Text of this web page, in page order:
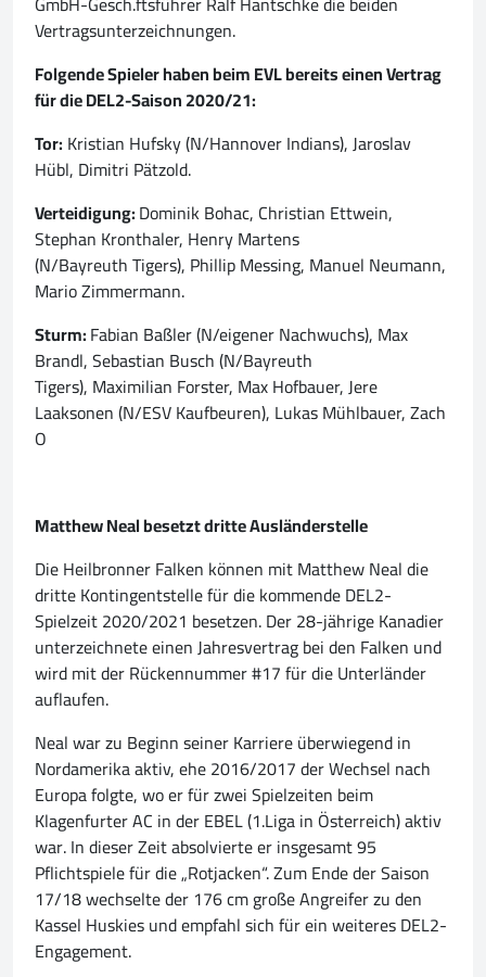
Vertragsunterzeichnungen.
Folgende Spieler haben beim EVL bereits einen Vertrag
für die DEL2-Saison 2020/21:
Tor: Kristian Hufsky (N/Hannover Indians), Jaroslav
Hübl, Dimitri Pätzold.
Verteidigung:Dominik Bohac, Christian Ettwein,
Stephan Kronthaler, Henry Martens
(N/Bayreuth Tigers), Phillip Messing, Manuel Neumann,
Mario Zimmermann.
Sturm:Fabian Baßler (N/eigener Nachwuchs), Max
Brandl, Sebastian Busch (N/Bayreuth
Tigers), Maximilian Forster, Max Hofbauer, Jere
Laaksonen (N/ESV Kaufbeuren), Lukas Mühlbauer, Zach
O
Matthew Neal besetzt dritte Ausländerstelle
Die Heilbronner Falken können mit Matthew Neal die
dritte Kontingentstelle für die kommende DEL2-
Spielzeit 2020/2021 besetzen. Der 28-jährige Kanadier
unterzeichnete einen Jahresvertrag bei den Falken und
wird mit der Rückennummer #17 für die Unterländer
auflaufen.
Neal war zu Beginn seiner Karriere überwiegend in
Nordamerika aktiv, ehe 2016/2017 der Wechsel nach
Europa folgte, wo er für zwei Spielzeiten beim
Klagenfurter AC in der EBEL (1.Liga in Österreich) aktiv
war. In dieser Zeit absolvierte er insgesamt 95
Pflichtspiele für die „Rotjacken“. Zum Ende der Saison
17/18 wechselte der 176 cm große Angreifer zu den
Kassel Huskies und empfahl sich für ein weiteres DEL2-
Engagement.